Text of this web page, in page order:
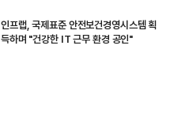
인프랩, 국제표준 안전보건경영시스템 획
득하며 "건강한 IT 근무 환경 공인"